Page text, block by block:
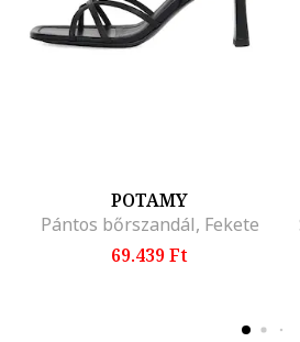
POTAMY
Pántos bőrszandál, Fekete
69.439 Ft